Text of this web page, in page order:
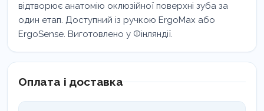
відтворює анатомію оклюзійної поверхні зуба за
один етап. Доступний із ручкою ErgoMax або
ErgoSense. Виготовлено у Фінляндії.
Оплата і доставка